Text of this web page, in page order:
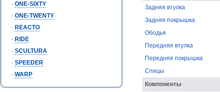
- ONE-SIXTY
- ONE-TWENTY
- REACTO
- RIDE
- SCULTURA
- SPEEDER
- WARP
Задняя втулка
Задняя покрышка
Ободья
Передняя втулка
Передняя покрышка
Спицы
Компоненты